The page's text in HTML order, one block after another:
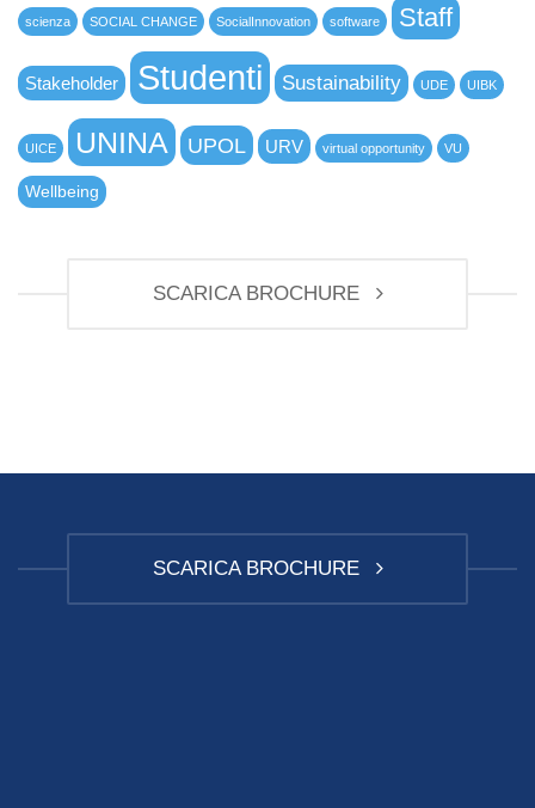
scienza SOCIAL CHANGE SocialInnovation software Staff
Stakeholder Studenti Sustainability UDE UIBK
UICE UNINA UPOL URV virtual opportunity VU
Wellbeing
SCARICA BROCHURE
SCARICA BROCHURE